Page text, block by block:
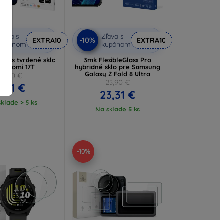
Zľava s
kupónom
EXTRA10
tvrdené sklo
Xiaomi 17T
7,90 €
7,11 €
> 5 ks
-10%
Zľava s
kupónom
EXTRA10
3mk FlexibleGlass Pro
hybridné sklo pre Samsung
Galaxy Z Fold 8 Ultra
25,90 €
23,31 €
Na sklade 5 ks
-10%